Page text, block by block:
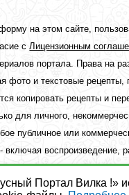
на этом сайте,
сЛицензионным
портала. Права на
фото и текстовые рецепты,
копировать рецепты и
для личного,
публичное или
воспроизведение,
- возможно лишь при
разрешения
Портал Вилка !»